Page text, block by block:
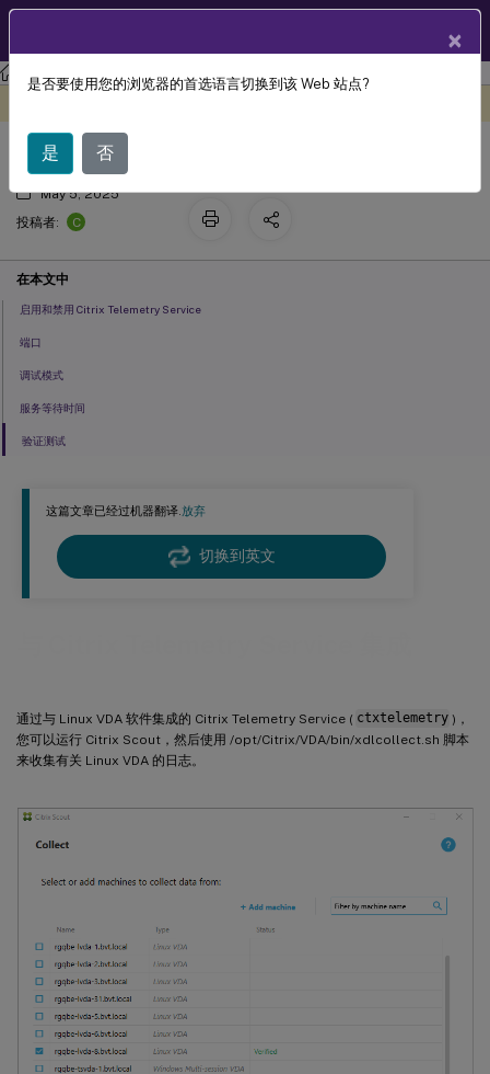
Linux 虚拟投递代理 Linux 虚拟投递代理 2407
这篇文章已经过机器翻译.放弃
切换到英文
通过与 Linux VDA 软件集成的 Citrix Telemetry Service ( ctxtelemetry )，
您可以运行 Citrix Scout，然后使用 /opt/Citrix/VDA/bin/xdlcollect.sh 脚本
来收集有关 Linux VDA 的日志。
与 Citrix Telemetry Service 集成
May 5, 2025
投稿者:
C
在本文中
启用和禁用 Citrix Telemetry Service
端口
调试模式
服务等待时间
验证测试
×
是否要使用您的浏览器的首选语言切换到该 Web 站点?
是 否